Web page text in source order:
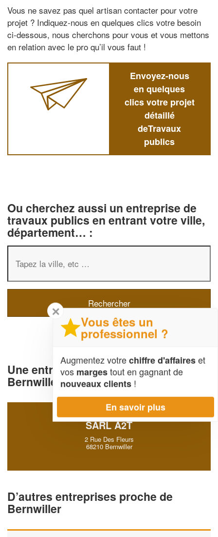
Vous ne savez pas quel artisan contacter pour votre
projet ? Indiquez-nous en quelques clics votre besoin
ci-dessous, nous cherchons pour vous et vous mettons
en relation avec le pro qu’il vous faut !
Envoyez-nous
en quelques
clics votre projet
détaillé
deTravaux
publics
Ou cherchez aussi un entreprise de
travaux publics en entrant votre ville,
département… :
Une entreprise deTravaux publics à
Bernwiller (68210)
SARL A2T
2 Rue Des Fleurs
68210 Bernwiller
D’autres entreprises proche de
Bernwiller
✕
Vous êtes un
professionnel ?
Augmentez votrechiffre d'affaireset
vos margestout en gagnant de
nouveaux clients !
En savoir plus